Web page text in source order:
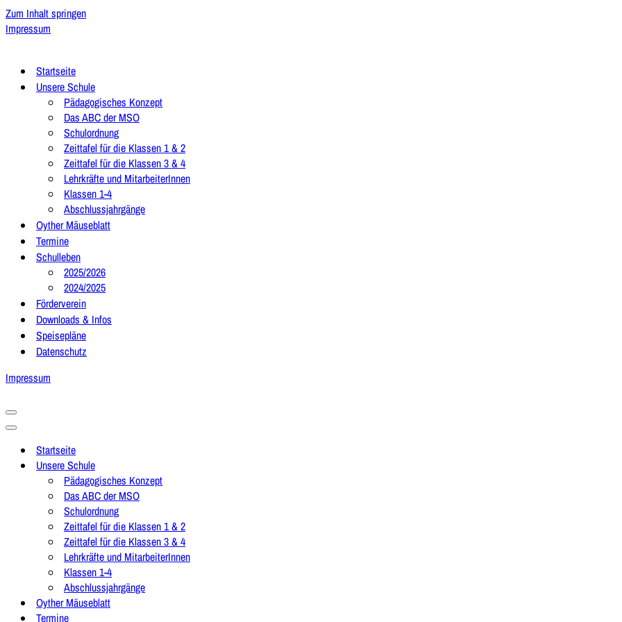
Zum Inhalt springen
Impressum
Startseite
Unsere Schule
Pädagogisches Konzept
Das ABC der MSO
Schulordnung
Zeittafel für die Klassen 1 & 2
Zeittafel für die Klassen 3 & 4
Lehrkräfte und MitarbeiterInnen
Klassen 1-4
Abschlussjahrgänge
Oyther Mäuseblatt
Termine
Schulleben
2025/2026
2024/2025
Förderverein
Downloads & Infos
Speisepläne
Datenschutz
Impressum
Navigationsmenü
Navigationsmenü
Startseite
Unsere Schule
Pädagogisches Konzept
Das ABC der MSO
Schulordnung
Zeittafel für die Klassen 1 & 2
Zeittafel für die Klassen 3 & 4
Lehrkräfte und MitarbeiterInnen
Klassen 1-4
Abschlussjahrgänge
Oyther Mäuseblatt
Termine